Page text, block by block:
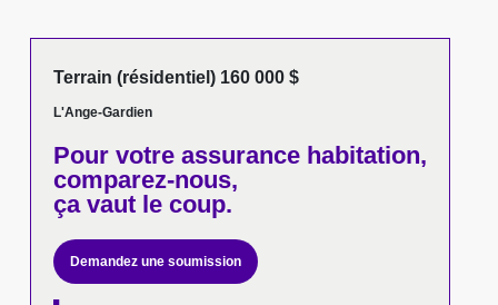
Terrain (résidentiel) 160 000 $
L'Ange-Gardien
Pour votreassurance habitation,
comparez-nous,
ça vaut le coup.
Demandez une soumission